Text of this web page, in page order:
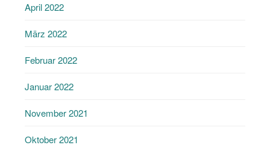
April 2022
März 2022
Februar 2022
Januar 2022
November 2021
Oktober 2021